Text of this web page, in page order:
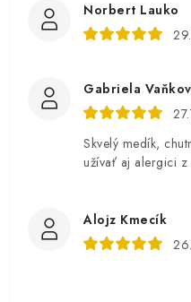
Norbert Lauko
Gabriela
Skvelý medík,
užívať aj alergici z
Alojz Kmecík